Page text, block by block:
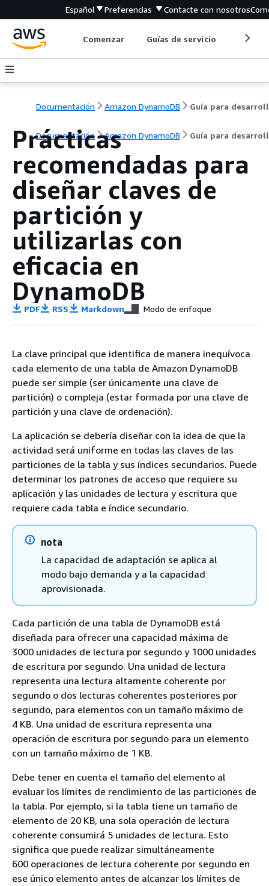
Español Preferencias Contacte con nosotros
Comenzar Guías de servicio
Documentación Amazon DynamoDB
Documentación Amazon DynamoDB Guía para
Prácticas
recomendadas para
diseñar claves de
partición y
utilizarlas con
eficacia en
DynamoDB
PDF RSS Markdown Modo de enfoque
La clave principal que identifica de manera inequívoca
cada elemento de una tabla de Amazon DynamoDB
puede ser simple (ser únicamente una clave de
partición) o compleja (estar formada por una clave de
partición y una clave de ordenación).
La aplicación se debería diseñar con la idea de que la
actividad será uniforme en todas las claves de las
particiones de la tabla y sus índices secundarios. Puede
determinar los patrones de acceso que requiere su
aplicación y las unidades de lectura y escritura que
requiere cada tabla e índice secundario.
nota
La capacidad de adaptación se aplica al
modo bajo demanda y a la capacidad
aprovisionada.
Cada partición de una tabla de DynamoDB está
diseñada para ofrecer una capacidad máxima de
3000 unidades de lectura por segundo y 1000 unidades
de escritura por segundo. Una unidad de lectura
representa una lectura altamente coherente por
segundo o dos lecturas coherentes posteriores por
segundo, para elementos con un tamaño máximo de
4 KB. Una unidad de escritura representa una
operación de escritura por segundo para un elemento
con un tamaño máximo de 1 KB.
Debe tener en cuenta el tamaño del elemento al
evaluar los límites de rendimiento de las particiones de
la tabla. Por ejemplo, si la tabla tiene un tamaño de
elemento de 20 KB, una sola operación de lectura
coherente consumirá 5 unidades de lectura. Esto
significa que puede realizar simultáneamente
600 operaciones de lectura coherente por segundo en
ese único elemento antes de alcanzar los límites de